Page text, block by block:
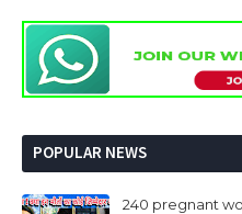
POPULAR NEWS
240 pregnant